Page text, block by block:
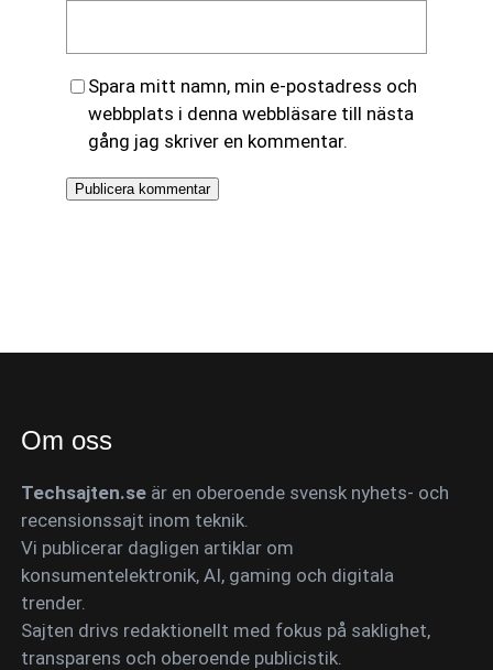
Spara mitt namn, min e-postadress och
webbplats i denna webbläsare till nästa
gång jag skriver en kommentar.
Om oss
Techsajten.se är en oberoende svensk nyhets- och
recensionssajt inom teknik.
Vi publicerar dagligen artiklar om
konsumentelektronik, AI, gaming och digitala
trender.
Sajten drivs redaktionellt med fokus på saklighet,
transparens och oberoende publicistik.